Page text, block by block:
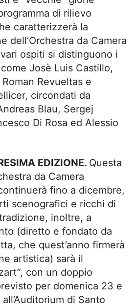
di rilievo
caratterizzerà la
dell’Orchestra da Camera
ospiti si distinguono i
Josè Luis Castillo,
Revueltas e
circondati da
Blau, Sergej
Di Rosa ed Alessio
EDIZIONE. Questa
da Camera
fino a dicembre,
scenografici e ricchi di
inoltre, a
(diretto e fondato da
che quest’anno firmerà
artistica) sarà il
con un doppio
per domenica 23 e
di Santo